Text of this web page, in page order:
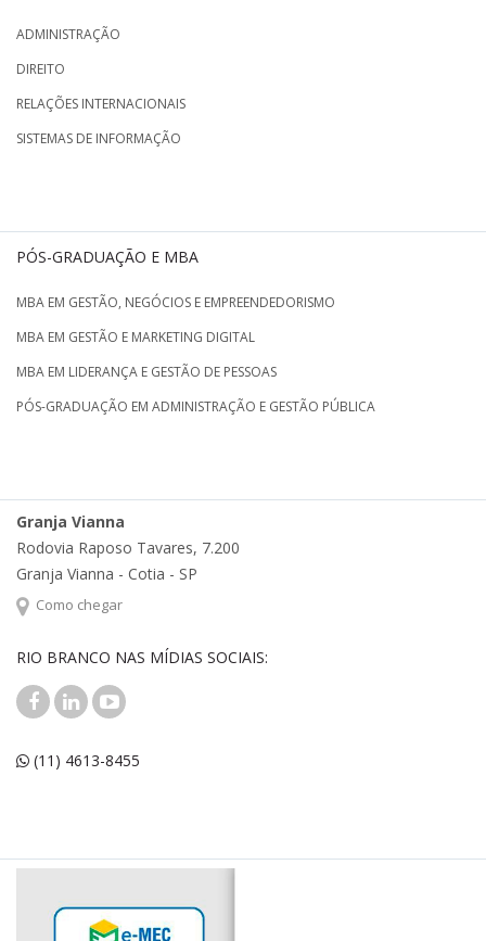
ADMINISTRAÇÃO
DIREITO
RELAÇÕES INTERNACIONAIS
SISTEMAS DE INFORMAÇÃO
PÓS-GRADUAÇÃO E MBA
MBA EM GESTÃO, NEGÓCIOS E EMPREENDEDORISMO
MBA EM GESTÃO E MARKETING DIGITAL
MBA EM LIDERANÇA E GESTÃO DE PESSOAS
PÓS-GRADUAÇÃO EM ADMINISTRAÇÃO E GESTÃO PÚBLICA
Granja Vianna
Rodovia Raposo Tavares, 7.200
Granja Vianna - Cotia - SP
Como chegar
RIO BRANCO NAS MÍDIAS SOCIAIS:
(11) 4613-8455